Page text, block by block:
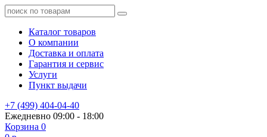
Каталог товаров
О компании
Доставка и оплата
Гарантия и сервис
Услуги
Пункт выдачи
+7 (499) 404-04-40
Ежедневно 09:00 - 18:00
Корзина 0